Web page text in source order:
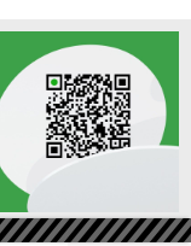
割灌机